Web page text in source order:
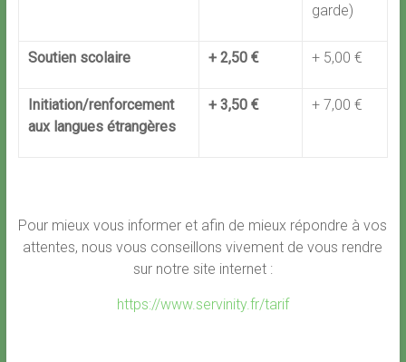
garde)
Soutien scolaire + 2,50 € + 5,00 €
Initiation/renforcement
aux langues étrangères
+ 3,50 € + 7,00 €
Pour mieux vous informer et afin de mieux répondre à vos
attentes, nous vous conseillons vivement de vous rendre
sur notre site internet :
https://www.servinity.fr/tarif